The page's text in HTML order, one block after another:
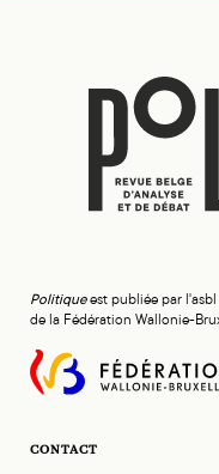
Politiqueest publiée par
de la Fédération Wallonie-
CONTACT